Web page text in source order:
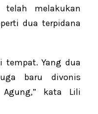
melakukan
dua terpidana
tempat. Yang dua
baru divonis
kata Lili